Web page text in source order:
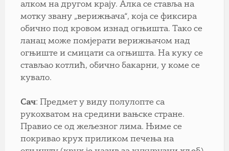
алком на другом крају. Алка се ставља на
мотку звану „верижњача“, која се фиксира
обично под кровом изнад огњишта. Тако се
ланац може помјерати верижњачом над
огњиште и смицати са огњишта. На куку се
стављао котлић, обично бакарни, у коме се
кувало.
Сач: Предмет у виду полулопте са
рукохватом на средини вањске стране.
Правио се од жељезног лима. Њиме се
покривао крух приликом печења на